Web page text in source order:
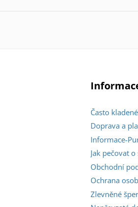
Často
Doprava a
Informace-
Jak pečovat
Obchodní
Ochrana
Zlevněné